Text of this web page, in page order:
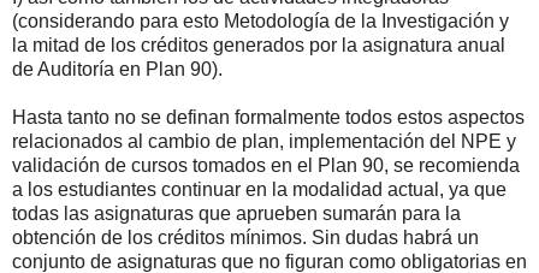
(considerando para esto Metodología de la Investigación y
la mitad de los créditos generados por la asignatura anual
de Auditoría en Plan 90).
Hasta tanto no se definan formalmente todos estos aspectos
relacionados al cambio de plan, implementación del NPE y
validación de cursos tomados en el Plan 90, se recomienda
a los estudiantes continuar en la modalidad actual, ya que
todas las asignaturas que aprueben sumarán para la
obtención de los créditos mínimos. Sin dudas habrá un
conjunto de asignaturas que no figuran como obligatorias en